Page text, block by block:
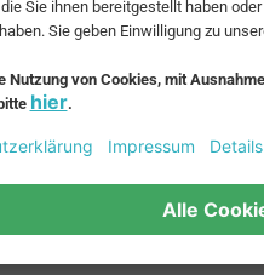
und zzgl.Versandkosten.
Möbel